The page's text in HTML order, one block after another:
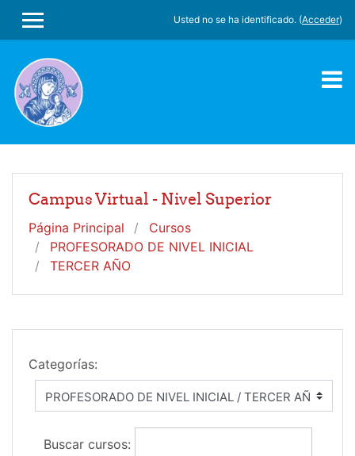
PANEL LATERAL
Usted no se ha identificado. (Acceder)
Campus Virtual - Nivel Superior
Página Principal
Cursos
PROFESORADO DE NIVEL INICIAL
TERCER AÑO
Categorías:
Buscar cursos: